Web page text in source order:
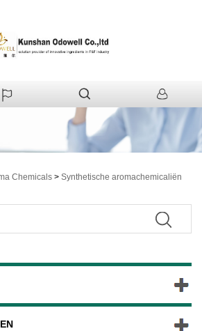
Chemicals > Synthetische aromachemicaliën